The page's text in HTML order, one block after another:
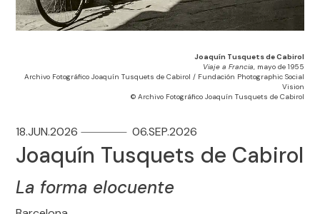
Joaquín Tusquets de Cabirol
Viaje a Francia, mayo de 1955
Archivo Fotográfico Joaquín Tusquets de Cabirol / Fundación Photographic Social
Vision
© Archivo Fotográfico Joaquín Tusquets de Cabirol
18.JUN.2026 06.SEP.2026
Joaquín Tusquets de Cabirol
La forma elocuente